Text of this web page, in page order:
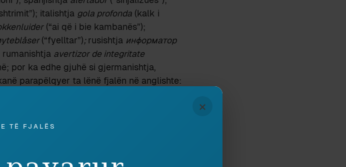
italishtja gola profonda (kalk i
(“ai që i bie kambanës”);
(“fyelltar”);rusishtja информатор
rumanishtja avertizor de integritate
por ka edhe gjuhë si gjermanishtja,
parapëlqyer ta lënë fjalën në anglishte:
ndjekur praktikën e kalkimit, ose të
dhënies së sinjalit ose të alarmit;
i përgjigjet edhe holandishtjaklokkenluider
×
TË FJALËS